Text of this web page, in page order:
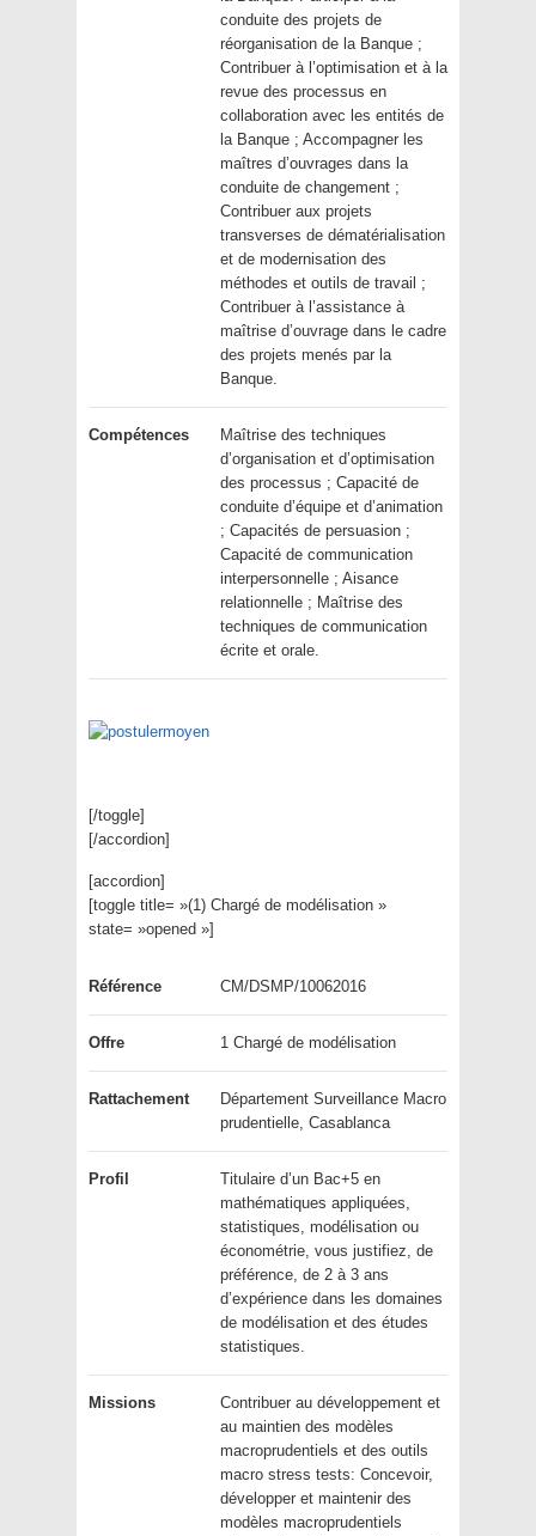
conduite des projets de
réorganisation de la Banque ;
Contribuer à l’optimisation et à la
revue des processus en
collaboration avec les entités de
la Banque ; Accompagner les
maîtres d’ouvrages dans la
conduite de changement ;
Contribuer aux projets
transverses de dématérialisation
et de modernisation des
méthodes et outils de travail ;
Contribuer à l’assistance à
maîtrise d’ouvrage dans le cadre
des projets menés par la
Banque.
Compétences
Maîtrise des techniques
d’organisation et d’optimisation
des processus ; Capacité de
conduite d’équipe et d’animation
; Capacités de persuasion ;
Capacité de communication
interpersonnelle ; Aisance
relationnelle ; Maîtrise des
techniques de communication
écrite et orale.
[/toggle]
[/accordion]
[accordion]
[toggle title= »(1) Chargé de modélisation »
state= »opened »]
Référence CM/DSMP/10062016
Offre 1 Chargé de modélisation
Rattachement
Département Surveillance Macro
prudentielle, Casablanca
Profil
Titulaire d’un Bac+5 en
mathématiques appliquées,
statistiques, modélisation ou
économétrie, vous justifiez, de
préférence, de 2 à 3 ans
d’expérience dans les domaines
de modélisation et des études
statistiques.
Missions
Contribuer au développement et
au maintien des modèles
macroprudentiels et des outils
macro stress tests: Concevoir,
développer et maintenir des
modèles macroprudentiels